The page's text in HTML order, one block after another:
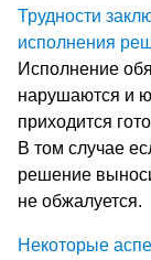
Трудности
исполнения
Исполнение
нарушаются и
приходится
В том случае
решение
не обжалуется.
Некоторые